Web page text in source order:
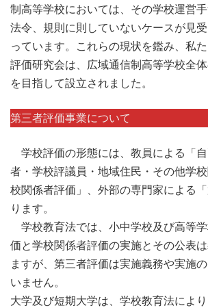
制高等学校においては、その学校運営
法令、規則に則していないケースが見
っています。これらの現状を鑑み、私
評価研究会は、広域通信制高等学校全
を目指して設立されました。
第三者評価事業について
学校評価の形態には、教員による「
者・学校評議員・地域住民・その他学
校関係者評価」、外部の専門家による
ります。
学校教育法では、小中学校及び高等
価と学校関係者評価の実施とその公表
ますが、第三者評価は実施義務や実施
いません。
大学及び短期大学は、学校教育法によ